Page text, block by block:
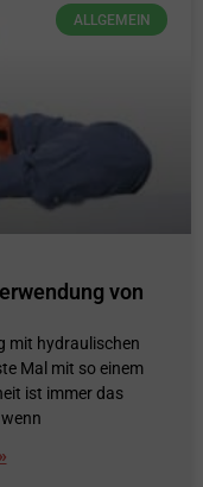
ALLGEMEIN
von
mit hydraulischen
Mal mit so einem
ist immer das